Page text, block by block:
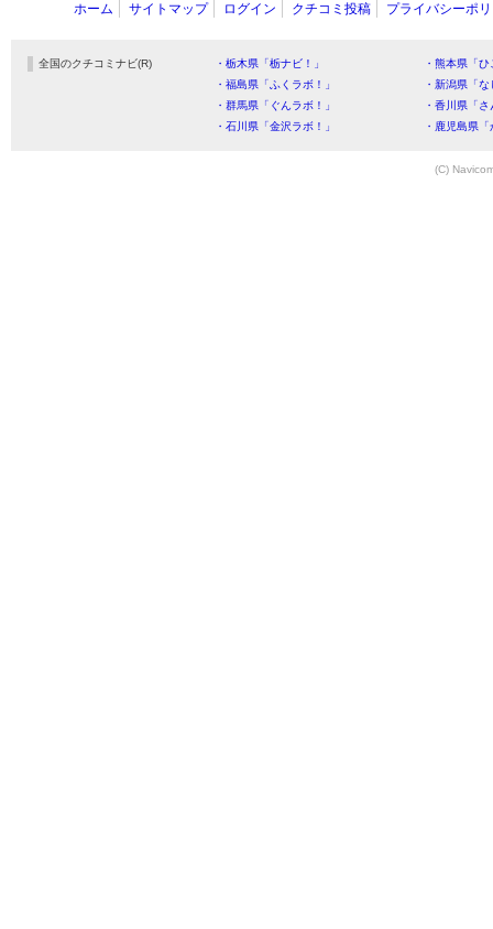
ホーム サイトマップ ログイン クチコミ投稿 プライバシーポ
全国のクチコミナビ(R) ・栃木県「栃ナビ！」
・熊本県「
・福島県「ふくラボ！」
・新潟県「
・群馬県「ぐんラボ！」
・香川県「
・石川県「金沢ラボ！」
・鹿児島県
(C)